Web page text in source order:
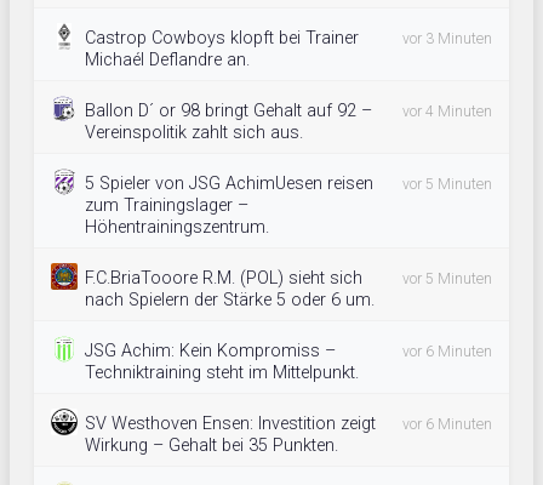
Castrop Cowboys klopft bei Trainer
Michaél Deflandre an.
vor 3 Minuten
Ballon D´ or 98 bringt Gehalt auf 92 –
Vereinspolitik zahlt sich aus.
vor 4 Minuten
5 Spieler von JSG AchimUesen reisen
zum Trainingslager –
Höhentrainingszentrum.
vor 5 Minuten
F.C.BriaTooore R.M. (POL) sieht sich
nach Spielern der Stärke 5 oder 6 um.
vor 5 Minuten
JSG Achim: Kein Kompromiss –
Techniktraining steht im Mittelpunkt.
vor 6 Minuten
SV Westhoven Ensen: Investition zeigt
Wirkung – Gehalt bei 35 Punkten.
vor 6 Minuten